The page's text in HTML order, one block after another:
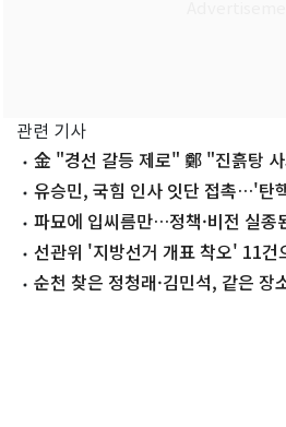
관련 기사
金 "경선 갈등 제로" 鄭 "진흙탕
킬 사람 나"
유승민, 국힘 인사 잇단 접촉…'탄
운다파묘에 입씨름만…정책·비전 실종
선관위 '지방선거 개표 착오' 11
없어"
순천 찾은 정청래·김민석, 같은